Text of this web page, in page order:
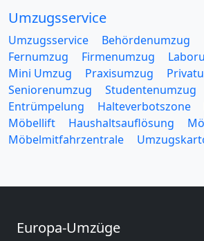
Umzugsservice
Umzugsservice Behördenumzug
Fernumzug
Firmenumzug
Mini Umzug
Praxisumzug
Seniorenumzug
Studentenumzug
Entrümpelung
Halteverbotszone
Möbellift
Haushaltsauflösung
Möbelmitfahrzentrale
Europa-Umzüge